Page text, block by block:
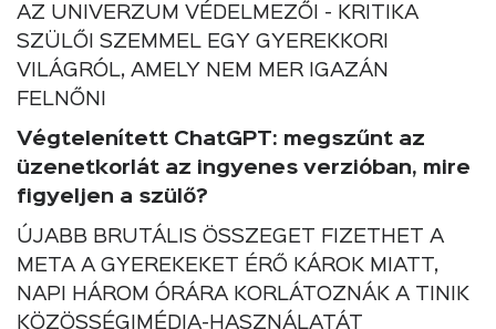
AZ UNIVERZUM VÉDELMEZŐI - KRITIKA
SZÜLŐI SZEMMEL EGY GYEREKKORI
VILÁGRÓL, AMELY NEM MER IGAZÁN
FELNŐNI
Végtelenített ChatGPT: megszűnt az
üzenetkorlát az ingyenes verzióban, mire
figyeljen a szülő?
ÚJABB BRUTÁLIS ÖSSZEGET FIZETHET A
META A GYEREKEKET ÉRŐ KÁROK MIATT,
NAPI HÁROM ÓRÁRA KORLÁTOZNÁK A TINIK
KÖZÖSSÉGIMÉDIA-HASZNÁLATÁT